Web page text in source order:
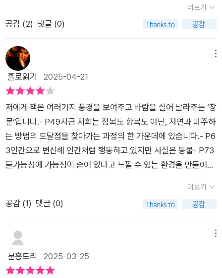
책만 빌려오는 게 좋다. 도서관이 오래된 집이어서 천장에서 검댕
과 먼지가 떨어지기도 하고, 청소하기 힘들 때는 SNS 에 글을 쓰
고 도와달라고 한단다. 그런 거 괜찮을 것 같구나. 이 도서관에 가
는 사람은 자기 이야기를 하고 다른 사람과 나누었다. 아오키 미
아코도 힘들어서 사설 도서관을 열고 다른 사람과 함께 생각하려
했다. 걱정거리는 남한테 이야기하는 것만으로도 편해질 거다. 답
나. 도서관(집)이 숲에 있어서 벌레(곤충)가 자주 보이기도 하고,
추울 땐 안에서 더울 땐 바깥에서 책을 봤다. 물에 발 담그고 책
읽는 거 괜찮을 듯하다. 숲에서 나무나 동물도 보겠다. 책을 읽지
않아도 루차 리브로에 가면 기분 좋겠다. 여기에는 아오키 미아코
가 만난 책 이야기도 담겼다. 도서관에서 만난 사람과 판타지를
함께 읽기도 하고, 숙박형 책읽기 모임 ‘책 이야기 나누는 저녁’도
있다. 인터넷 라디오도 하는가 보다. 난 책 읽는 모임 해 본 적 없
러겠지. 다른 사람과 말로는 이야기하지 못해도 글로는 하는 게
아닌가 싶다. 나 혼자 읽고 쓰는 것일 뿐이겠지만. 나 혼자만 글을
보는 게 아니니 조금은 다른 사람과 나누는 거겠지. 내가 쓰는 글
은 재미없고 별로 도움이 안 되겠지만. 가끔 내가 쓴 글을 보고 그
다. 이곳에 있는 장서들에는 포스트잇이 잔뜩 붙어 있고, 손님들
은 그 책들을 대출해 문제의식을 함께 공유하고, 독서 모임을 통
닿지 않는 곳으로, 사람들은 다리를 건너고 숲을 가로질러 찾아와
준 그들과 함께 읽고 생각하며 서로를 돌보고, 혼자 감당할 수 없
는 문제를 나누게 된 것이다. 고양이 가보스 관장님, 강아지 오크
라 주임님과 함께 루차 리브로를 찾아오는 손님들을 맞이하는 일
상이 이 책 속에 고스란히 담겨 있다. 누군가가 건네준 책을 펼치
면 등 뒤에서 창문이 열리는 느낌이 들 때가 있습니다. 제가 눈길
을 주지 않았던 장소에서 먼지를 뒤집어쓰고 있던 녹슨 창문이 반
강제적으로 삐걱삐걱 열리며 바람이 들어오고 방 안이 밝아지는
기분입니다. 그 충격은 때로 강풍이나 눈을 찌르는 빛이 되어 저
왠지 모르게 강풍이 불면 좋겠다, 눈부신 빛에 휩싸이면 좋겠다,
휘청대다가 머리를 부딪혀도 좋겠다는 생각도 듭니다.
p.204이 책의 원제는 ‘불완전한 사서’이다. 저자는 아르헨티나
작가 호르헤 루이스 보르헤스의 유명한 단편 〈바벨의 도서관〉에
서 발견한 이 표현을 왠지 좋아한다고 말한다. 보르헤스가 말한
'불완전한 사서'의 불완전함이 뜻하는 바와는 별개로, 자기 스스
질환을 얻게 된다. 3개월여의 입원 생활을 거친 후저자는 도시생
활을 청산하고 나라현의 시골로 이주해 자신의 집을 도서관으로
당할 수 없는 문제를 함께 고민해달라'는 절박한 초대였다. 그 마
음에 응답하듯 사람들은 산을 넘고 버스를 갈아타며 그곳을 찾아
왔다. 그리고 그곳에서 함께 책을 읽고, 차를 마시고, 조용히 서로
게 일어났다. 그저 곁에 앉아 함께 읽는 일, 그것만으로 충분했다.
책은 그 이야기를 다룬다.'모른다'란 이제부터 세상을 알아갈 거
라는, 혹은 미지를 미지로 남겨두는 단계의 입구에 서 있다는 표
현일 뿐이라고 생각합니다.모른다는 말을 하지 못하는 사람들이
있다. 어떤 자리에서 알지 못하는 게 부끄럽다고 느껴졌던 것일
까. 회사의 전략, 관계의 방향, 아이의 마음. 가끔이지만 나도 언
제부터인가 '모른다'는 말을 하지 못하는 순간이 있다. 이 책은 그
이 내 안의 빛을 살짝 흔들었다.우리는 비정상적인 상태에도 금세
길들여집니다.이 문장에 마음이 쿵 하고 내려앉았다. 반복되는 업
무와 루틴 속에서 '이 정도면 괜찮지'라며 스스로를 달래온 시간
들이 있다. 하지만 저자는 말한다. '그렇기 때문에 책을 펼치고 오
더보기
공감 (2) 댓글 (0)
홀로읽기 2025-04-21
저에게 책은 여러가지 풍경을 보여주고 바람을 실어 날라주는 ‘창
문‘입니다.- P49지금 저희는 정복도 항복도 아닌, 자연과 마주하
는 방법의 도달점을 찾아가는 과정의 한 가운데에 있습니다.- P6
3인간으로 변신해 인간처럼 행동하고 있지만 사실은 동물- P73
불가능성에 가능성이 숨어 있다고 느낄 수 있는 환경을 만들어야
엄청난 폭력성이 담긴 일- P147‘모르는 것’을 불쾌해하며 멀리
하고, 지금 당장 이해할 수 있는 것에만 둘러싸여 있으면 거기에
모릅니다.- P187
더보기
공감 (1) 댓글 (0)
분홍토리 2025-03-25